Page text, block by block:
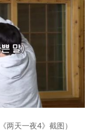
两天一夜4》截图）